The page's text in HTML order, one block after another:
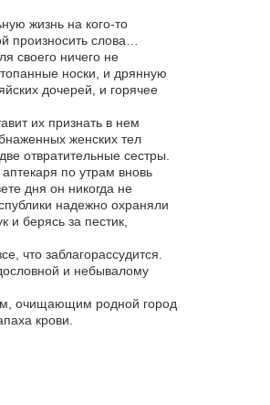
жизнь на кого-то
произносить слова…
своего ничего не
носки, и дрянную
дочерей, и горячее
их признать в нем
женских тел
отвратительные сестры.
по утрам вновь
дня он никогда не
надежно охраняли
и берясь за пестик,
что заблагорассудится.
и небывалому
очищающим родной город
крови.